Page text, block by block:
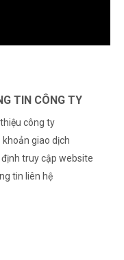
TIN CÔNG TY
công ty
khoản giao dịch
định truy cập website
tin liên hệ